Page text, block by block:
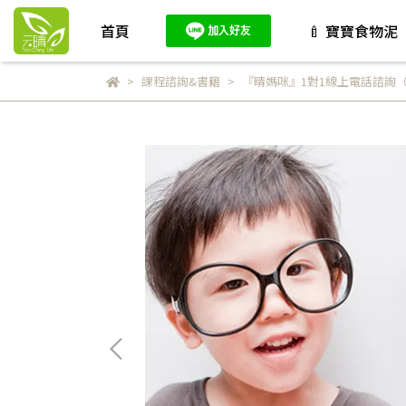
首頁 🍼 寶寶食物泥
課程諮詢&書籍 『晴媽咪』1對1線上電話諮